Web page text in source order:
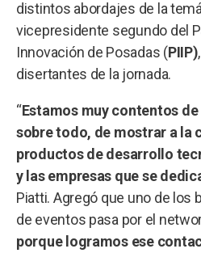
distintos abordajes de la
vicepresidente segundo del
Innovación de Posadas (PIIP)
disertantes de la jornada.
“Estamos muy contentos
sobre todo, de mostrar a la
productos de desarrollo
y las empresas que se
Piatti. Agregó que uno de
de eventos pasa por el
porque logramos ese